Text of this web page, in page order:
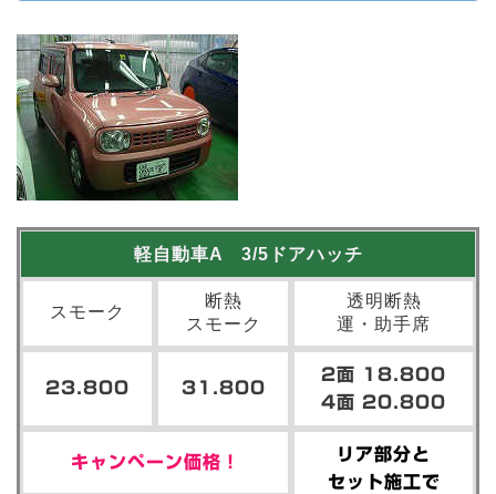
軽自動車A 3/5ドアハッチ
スモーク
断熱
スモーク
透明断熱
運・助手席
23.800 31.800
2面 18.800
4面 20.800
キャンペーン価格！
リア部分と
セット施工で